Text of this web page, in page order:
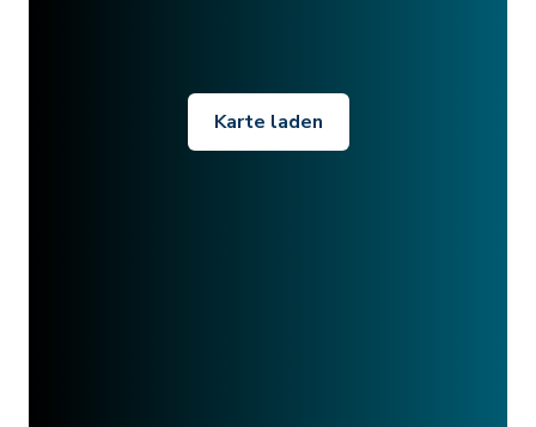
Karte laden